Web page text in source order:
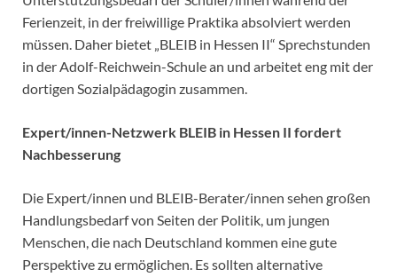
Ferienzeit, in der freiwillige Praktika absolviert werden
müssen. Daher bietet „BLEIB in Hessen II“ Sprechstunden
in der Adolf-Reichwein-Schule an und arbeitet eng mit der
dortigen Sozialpädagogin zusammen.
Expert/innen-Netzwerk BLEIB in Hessen II fordert
Nachbesserung
Die Expert/innen und BLEIB-Berater/innen sehen großen
Handlungsbedarf von Seiten der Politik, um jungen
Menschen, die nach Deutschland kommen eine gute
Perspektive zu ermöglichen. Es sollten alternative